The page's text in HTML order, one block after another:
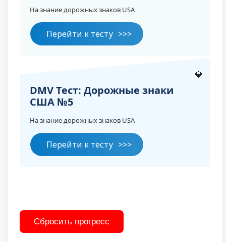
На знание дорожных знаков USA
Перейти к тесту
💎
DMV Тест: Дорожные знаки
США №5
На знание дорожных знаков USA
Перейти к тесту
Сбросить прогресс